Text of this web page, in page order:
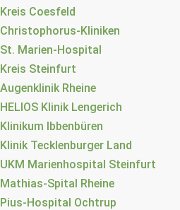
Kreis Coesfeld
Christophorus-Kliniken
St. Marien-Hospital
Kreis Steinfurt
Augenklinik Rheine
HELIOS Klinik Lengerich
Klinikum Ibbenbüren
Klinik Tecklenburger Land
UKM Marienhospital Steinfurt
Mathias-Spital Rheine
Pius-Hospital Ochtrup